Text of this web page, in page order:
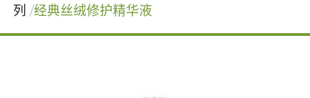
列
经典丝绒修护精华液